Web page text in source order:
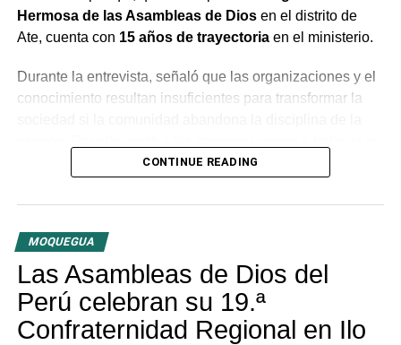
Hermosa de las Asambleas de Diosen el distrito de
Ate, cuenta con 15 años de trayectoriaen el ministerio.
Durante la entrevista, señaló que las organizaciones y el
conocimiento resultan insuficientes para transformar la
conjunto bajo la guía del Espíritu Santo para generar un
las distintas congregaciones para impulsar la fe en las
tres provincias del departamento.
CONTINUE READING
MOQUEGUA
Las Asambleas de Dios del
Perú celebran su 19.ª
Confraternidad Regional en Ilo